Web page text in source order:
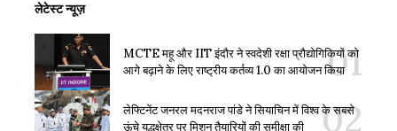
लेटेस्ट न्यूज़
MCTE महू और IIT इंदौर ने स्वदेशी रक्षा प्रौद्योगिकियों को
आगे बढ़ाने के लिए राष्ट्रीय कर्तव्य 1.0 का आयोजन किया
लेफ्टिनेंट जनरल मदनराज पांडे ने सियाचिन में विश्व के सबसे
ऊंचे युद्धक्षेत्र पर मिशन तैयारियों की समीक्षा की